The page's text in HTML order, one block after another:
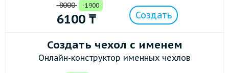
8000 -1900
6100 ₸ Создать
Создать чехол с именем
Онлайн-конструктор именных чехлов